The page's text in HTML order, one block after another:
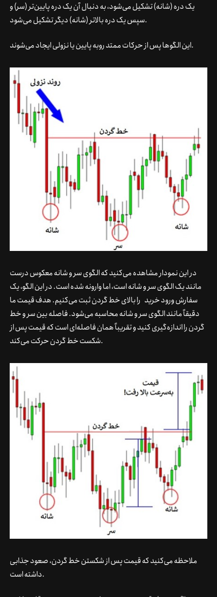
یک دره (شانه) تشکیل می‌شود، به دنبال آن یک دره پایین‌تر (سر) و
سپس یک دره بالاتر (شانه) دیگر تشکیل می‌شود.
این الگوها پس از حرکات ممتد روبه پایین یا نزولی ایجاد می‌شوند.
در این نمودار مشاهده می‌کنید که الگوی سر و شانه معکوس درست
مانند یک الگوی سر و شانه است، اما وارونه شده است. در این الگو، یک
سفارش ورود خرید را بالای خط گردن ثبت می‌کنیم. هدف قیمت ما
دقیقاً مانند الگوی سر و شانه محاسبه می‌شود. فاصله بین سر و خط
گردن را اندازه‌گیری کنید و تقریباً همان فاصله‌ای است که قیمت پس از
شکست خط گردن حرکت می‌کند.
ملاحظه می‌کنید که قیمت پس از شکستن خط گردن، صعود جذابی
داشته است.